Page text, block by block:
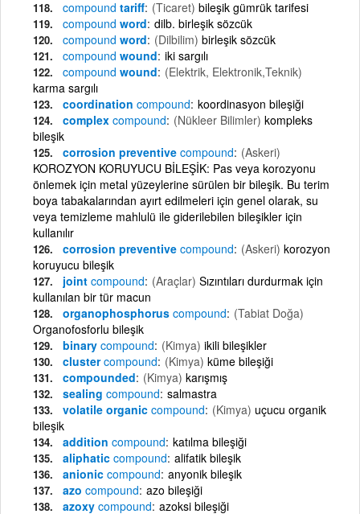
compound tariff (Ticaret) bileşik gümrük tarifesi
compound word dilb. birleşik sözcük
compound word (Dilbilim) birleşik sözcük
compound wound iki sargılı
compound wound (Elektrik, Elektronik,Teknik)
karma sargılı
coordination compound koordinasyon bileşiği
complex compound (Nükleer Bilimler) kompleks
bileşik
corrosion preventive compound (Askeri)
KOROZYON KORUYUCU BİLEŞİK: Pas veya korozyonu
önlemek için metal yüzeylerine sürülen bir bileşik. Bu terim
boya tabakalarından ayırt edilmeleri için genel olarak, su
veya temizleme mahlulü ile giderilebilen bileşikler için
kullanılır
corrosion preventive compound (Askeri) korozyon
koruyucu bileşik
joint compound (Araçlar) Sızıntıları durdurmak için
kullanılan bir tür macun
organophosphorus compound (Tabiat Doğa)
Organofosforlu bileşik
binary compound (Kimya) ikili bileşikler
clustercompound (Kimya) küme bileşiği
compounded (Kimya) karışmış
sealing compound salmastra
volatile organic compound (Kimya) uçucu organik
bileşik
addition compound katılma bileşiği
aliphatic compound alifatik bileşik
anionic compound anyonik bileşik
azo compound azo bileşiği
azoxy compound azoksi bileşiği